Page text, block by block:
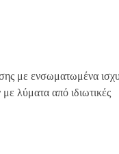
με ενσωματωμένα
λύματα από ιδιωτικές